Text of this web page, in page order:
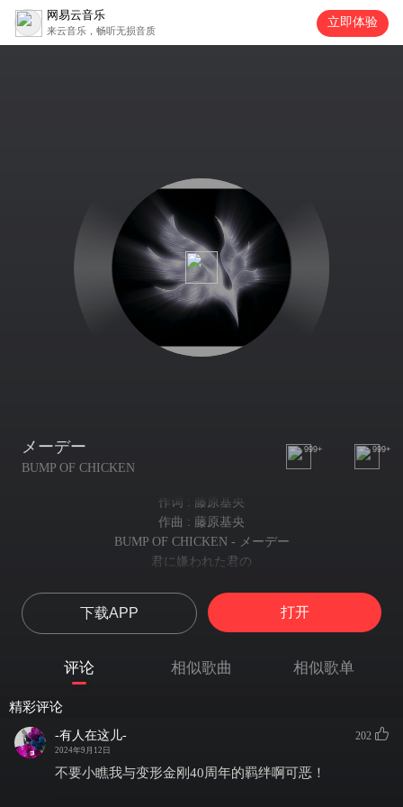
网易云音乐
来云音乐，畅听无损音质
立即体验
メーデー
BUMP OF CHICKEN
999+ 999+
作词 : 藤原基央
作曲 : 藤原基央
BUMP OF CHICKEN - メーデー
君に嫌われた君の
沈黙が聴こえた
被你所讨厌的你的沉默
君の目の前に居るのに
你近在眼前
遠くから聴こえた
却找到一摊积水
下载APP 打开
评论 相似歌曲 相似歌单
精彩评论
-有人在这儿-
2024年9月12日
202
不要小瞧我与变形金刚40周年的羁绊啊可恶！